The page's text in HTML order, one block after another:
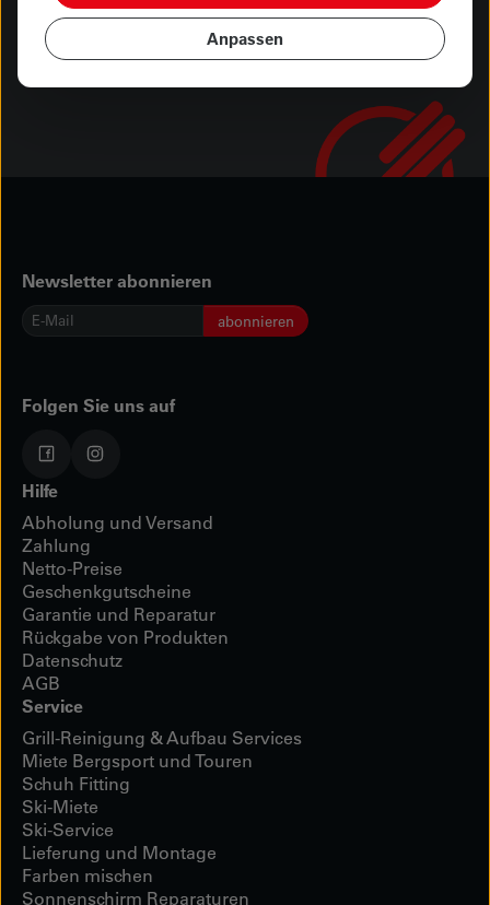
Abholung oder Lieferung
Newsletter abonnieren
E-
abonnieren
Folgen Sie uns auf
Hilfe
Abholung und Versand
Zahlung
Netto-Preise
Geschenkgutscheine
Garantie und Reparatur
Rückgabe von Produkten
Datenschutz
AGB
Service
Grill-Reinigung & Aufbau Services
Miete Bergsport und Touren
Schuh Fitting
Ski-Miete
Ski-Service
Lieferung und Montage
Farben mischen
Sonnenschirm Reparaturen
Anpassen